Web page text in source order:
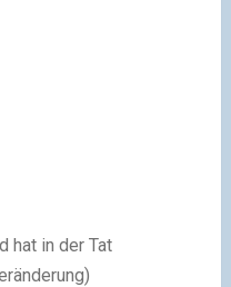
hat in der Tat